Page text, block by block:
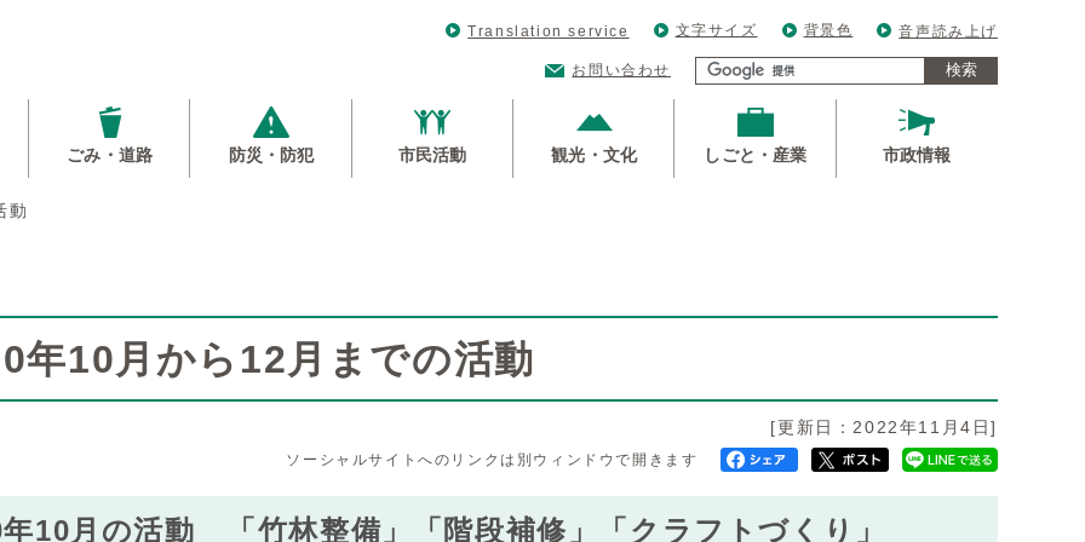
Translation service 文字サイズ 背景色 音声読み上げ
お問い合わせ 検索
ごみ・道路 防災・防犯 市民活動 観光・文化 しごと・産業 市政情報
動
年10月から12月までの活動
[更新日：2022年11月4日]
ソーシャルサイトへのリンクは別ウィンドウで開きます
10月の活動 「竹林整備」「階段補修」「クラフトづくり」